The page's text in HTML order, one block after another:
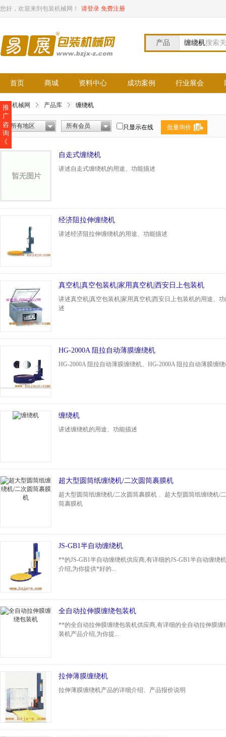
您好，欢迎来到包装机械网！ 请登录 免费注册
产品 请输入搜索
首页 商城 资料中心 成功案例 行业展会
包装机械网 产品库 缠绕机
所有地区 所有会员 只显示在线 批量询价
自走式缠绕机
讲述自走式缠绕机的用途、功能描述
经济阻拉伸缠绕机
讲述经济阻拉伸缠绕机的用途、功能描述
真空机|真空包装机|家用真空机|西安日上包装机
讲述真空机|真空包装机|家用真空机|西安日上包装机的用途、
述
HG-2000A 阻拉自动薄膜缠绕机
HG-2000A 阻拉自动薄膜缠绕机、HG-2000A 阻拉自动薄膜缠
缠绕机
讲述缠绕机的用途、功能描述
超大型圆筒纸缠绕机/二次圆筒裹膜机
超大型圆筒纸缠绕机/二次圆筒裹膜机 、超大型圆筒纸缠绕机/
筒裹膜机
JS-GB1半自动缠绕机
**的JS-GB1半自动缠绕机供应商,有详细的JS-GB1半自动缠绕
介绍,为你提供*好的...
全自动拉伸膜缠绕包装机
**的全自动拉伸膜缠绕包装机供应商,有详细的全自动拉伸膜缠
装机产品介绍,为你提...
拉伸薄膜缠绕机
拉伸薄膜缠绕机产品的详细介绍、产品报价说明
推
广
咨
询
《